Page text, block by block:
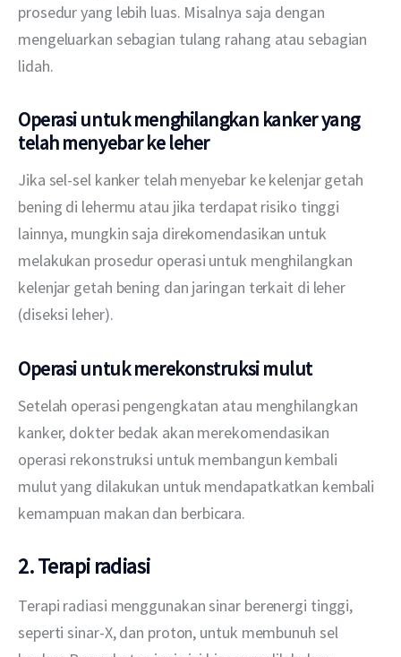
prosedur yang lebih luas. Misalnya saja dengan
mengeluarkan sebagian tulang rahang atau sebagian
lidah.
Operasi untuk menghilangkan kanker yang
telah menyebar ke leher
Jika sel-sel kanker telah menyebar ke kelenjar getah
bening di lehermu atau jika terdapat risiko tinggi
lainnya, mungkin saja direkomendasikan untuk
melakukan prosedur operasi untuk menghilangkan
kelenjar getah bening dan jaringan terkait di leher
(diseksi leher).
Operasi untuk merekonstruksi mulut
Setelah operasi pengengkatan atau menghilangkan
kanker, dokter bedak akan merekomendasikan
operasi rekonstruksi untuk membangun kembali
mulut yang dilakukan untuk mendapatkatkan kembali
kemampuan makan dan berbicara.
2. Terapi radiasi
Terapi radiasi menggunakan sinar berenergi tinggi,
seperti sinar-X, dan proton, untuk membunuh sel